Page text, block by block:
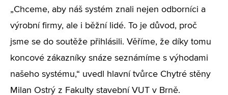
„Chceme, aby náš systém znali nejen odborníci a
výrobní firmy, ale i běžní lidé. To je důvod, proč
jsme se do soutěže přihlásili. Věříme, že díky tomu
koncové zákazníky snáze seznámíme s výhodami
našeho systému,“ uvedl hlavní tvůrce Chytré stěny
Milan Ostrý z Fakulty stavební VUT v Brně.